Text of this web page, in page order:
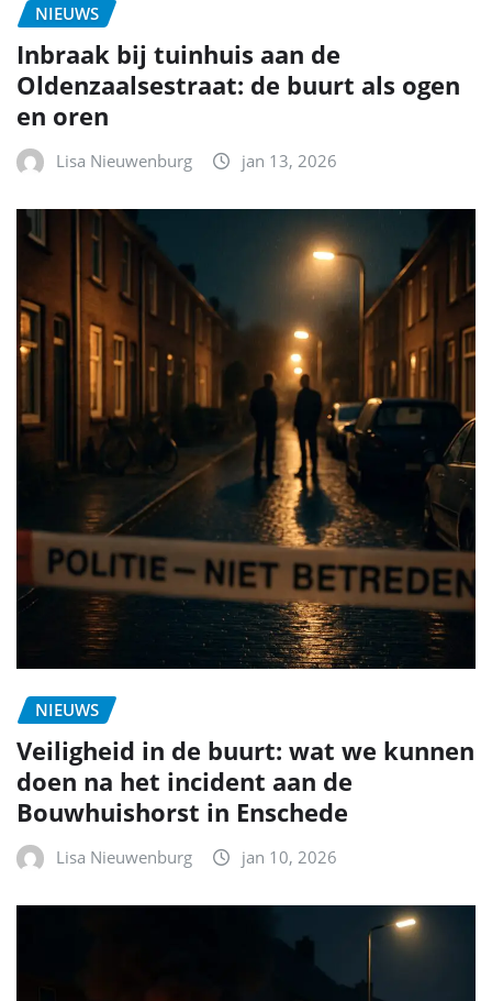
NIEUWS
Inbraak bij tuinhuis aan de
Oldenzaalsestraat: de buurt als ogen
en oren
Lisa Nieuwenburg jan 13, 2026
NIEUWS
Veiligheid in de buurt: wat we kunnen
doen na het incident aan de
Bouwhuishorst in Enschede
Lisa Nieuwenburg jan 10, 2026